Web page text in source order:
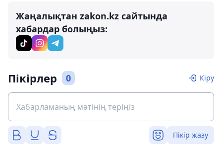
Жаңалықтан zakon.kz сайтында
хабардар болыңыз:
Пікірлер 0 Кіру
Пікір жазу